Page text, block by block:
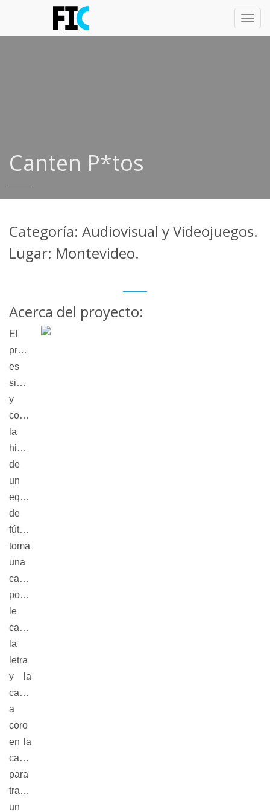
Canten P*tos
Categoría: Audiovisual y Videojuegos.
Lugar: Montevideo.
Acerca del proyecto:
El
procedimiento
es
simple
y
conocido:
la
hinchada
de
un
equipo
de
fútbol
toma
una
canción
popular,
le
cambia
la
letra
y la
canta
a
coro
en la
cancha
para
transmitir
un